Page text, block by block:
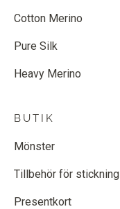
Cotton Merino
Pure Silk
Heavy Merino
BUTIK
Mönster
Tillbehör för stickning
Presentkort